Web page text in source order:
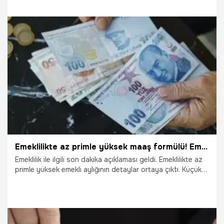
değerlendirdi.
9.05.2023 Çalışma Hayatı
Emeklilikte az primle yüksek maaş formülü! Emeklilikte 1261 gün kuralı detayı
Emeklilik ile ilgili son dakika açıklaması geldi. Emeklilikte az
primle yüksek emekli aylığının detaylar ortaya çıktı. Küçük
avantajı doğacak. Emekli aylığı hesaplamasında,
sigortalıların emeklilik tarihinden geriye doğru prim veya